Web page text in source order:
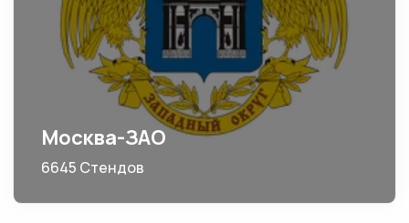
Москва-ЗАО
6645 Стендов